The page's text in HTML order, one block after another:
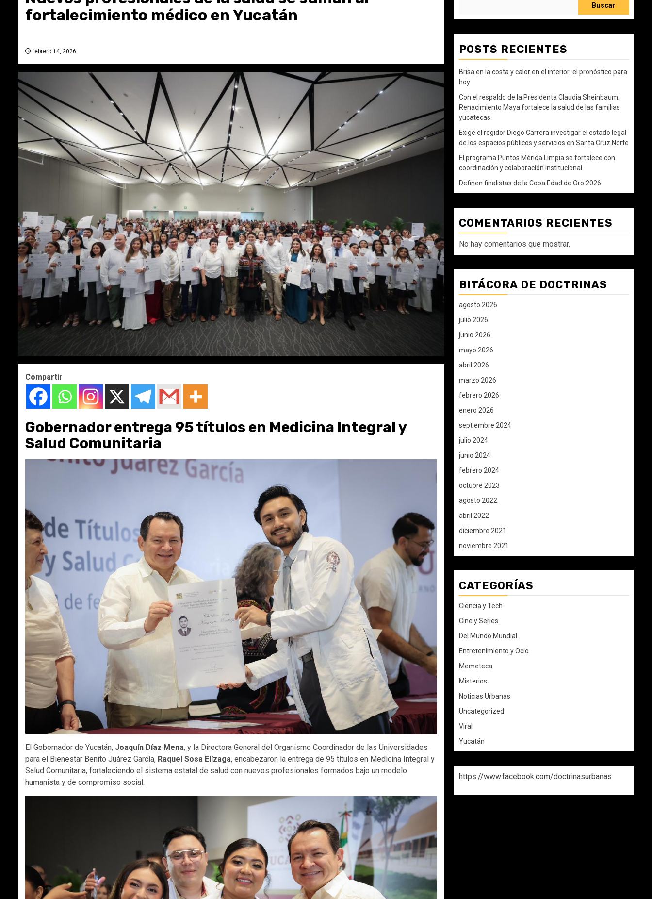
fortalecimiento médico en Yucatán
febrero 14, 2026
Compartir
Gobernador entrega 95 títulos en Medicina Integral y
Salud Comunitaria
El Gobernador de Yucatán, Joaquín Díaz Mena, y la Directora General del Organismo Coordinador de las Universidades
para el Bienestar Benito Juárez García, Raquel Sosa Elízaga, encabezaron la entrega de 95 títulos en Medicina Integral y
Salud Comunitaria, fortaleciendo el sistema estatal de salud con nuevos profesionales formados bajo un modelo
humanista y de compromiso social.
Buscar
POSTS RECIENTES
Brisa en la costa y calor en el interior: el pronóstico para
hoy
Con el respaldo de la Presidenta Claudia Sheinbaum,
Renacimiento Maya fortalece la salud de las familias
yucatecas
Exige el regidor Diego Carrera investigar el estado legal
de los espacios públicos y servicios en Santa Cruz Norte
El programa Puntos Mérida Limpia se fortalece con
coordinación y colaboración institucional.
Definen finalistas de la Copa Edad de Oro 2026
COMENTARIOS RECIENTES
No hay comentarios que mostrar.
BITÁCORA DE DOCTRINAS
agosto 2026
julio 2026
junio 2026
mayo 2026
abril 2026
marzo 2026
febrero 2026
enero 2026
septiembre 2024
julio 2024
junio 2024
febrero 2024
octubre 2023
agosto 2022
abril 2022
diciembre 2021
noviembre 2021
CATEGORÍAS
Ciencia y Tech
Cine y Series
Del Mundo Mundial
Entretenimiento y Ocio
Memeteca
Misterios
Noticias Urbanas
Uncategorized
Viral
Yucatán
https://www.facebook.com/doctrinasurbanas